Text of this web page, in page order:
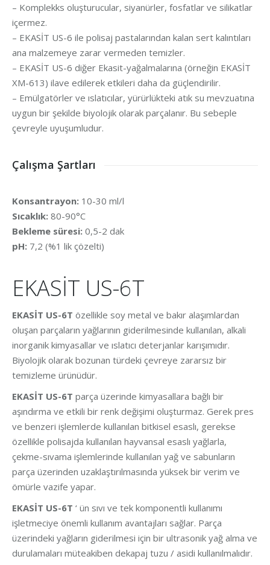
– Komplekks oluşturucular, siyanürler, fosfatlar ve silikatlar
içermez.
– EKASİT US-6 ile polisaj pastalarından kalan sert kalıntıları
ana malzemeye zarar vermeden temizler.
– EKASİT US-6 diğer Ekasit-yağalmalarına (örneğin EKASİT
XM-613) ilave edilerek etkileri daha da güçlendirilir.
– Emülgatörler ve ıslatıcılar, yürürlükteki atık su mevzuatına
uygun bir şekilde biyolojik olarak parçalanır. Bu sebeple
çevreyle uyuşumludur.
Çalışma Şartları
Konsantrayon: 10-30 ml/l
Sıcaklık: 80-90°C
Bekleme süresi: 0,5-2 dak
pH: 7,2 (%1 lik çözelti)
EKASİT US-6T
EKASİT US-6T özellikle soy metal ve bakır alaşımlardan
oluşan parçaların yağlarının giderilmesinde kullanılan, alkali
inorganik kimyasallar ve ıslatıcı deterjanlar karışımıdır.
Biyolojik olarak bozunan türdeki çevreye zararsız bir
temizleme ürünüdür.
EKASİT US-6T parça üzerinde kimyasallara bağlı bir
aşındırma ve etkili bir renk değişimi oluşturmaz. Gerek pres
ve benzeri işlemlerde kullanılan bitkisel esaslı, gerekse
özellikle polisajda kullanılan hayvansal esaslı yağlarla,
çekme-sıvama işlemlerinde kullanılan yağ ve sabunların
parça üzerinden uzaklaştırılmasında yüksek bir verim ve
ömürle vazife yapar.
EKASİT US-6T ‘ ün sıvı ve tek komponentli kullanımı
işletmeciye önemli kullanım avantajları sağlar. Parça
üzerindeki yağların giderilmesi için bir ultrasonik yağ alma ve
durulamaları müteakiben dekapaj tuzu / asidi kullanılmalıdır.